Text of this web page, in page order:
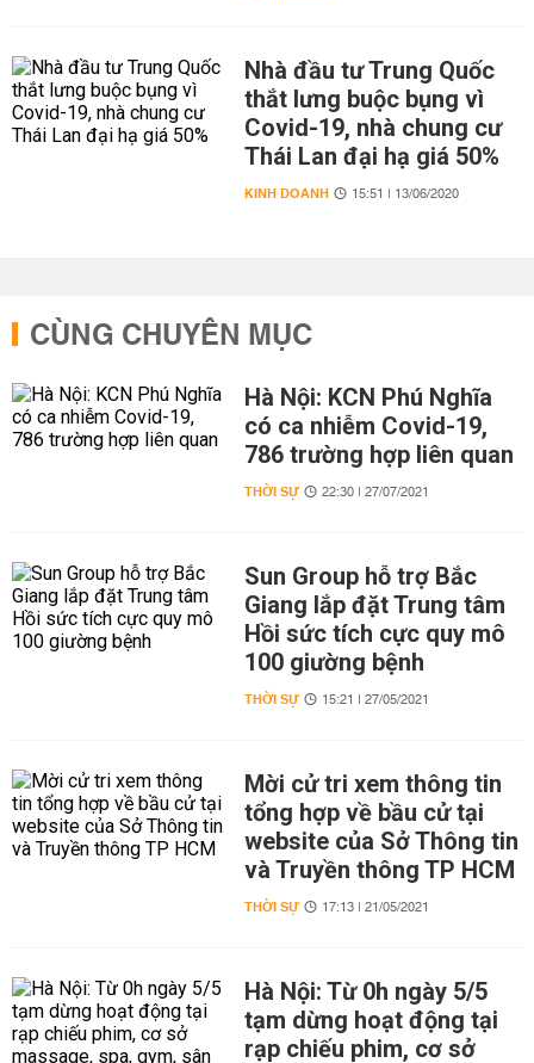
Nhà đầu tư Trung Quốc
thắt lưng buộc bụng vì
Covid-19, nhà chung cư
Thái Lan đại hạ giá 50%
KINH DOANH 15:51 | 13/06/2020
CÙNG CHUYÊN MỤC
Hà Nội: KCN Phú Nghĩa
có ca nhiễm Covid-19,
786 trường hợp liên quan
THỜI SỰ 22:30 | 27/07/2021
Sun Group hỗ trợ Bắc
Giang lắp đặt Trung tâm
Hồi sức tích cực quy mô
100 giường bệnh
THỜI SỰ 15:21 | 27/05/2021
Mời cử tri xem thông tin
tổng hợp về bầu cử tại
website của Sở Thông tin
và Truyền thông TP HCM
THỜI SỰ 17:13 | 21/05/2021
Hà Nội: Từ 0h ngày 5/5
tạm dừng hoạt động tại
rạp chiếu phim, cơ sở